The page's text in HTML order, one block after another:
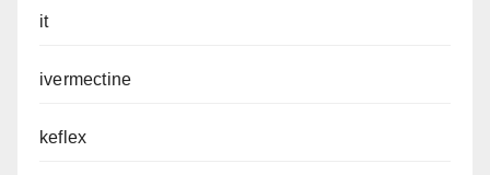
it
ivermectine
keflex